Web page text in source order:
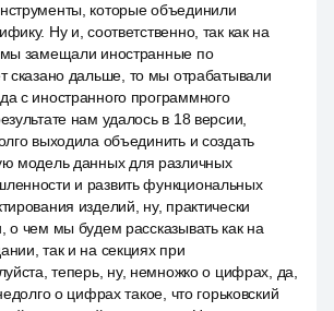
которые объединили
Ну и, соответственно, так как на
мы замещали иностранные по
сказано дальше, то мы отрабатывали
с иностранного программного
нам удалось в 18 версии,
выходила объединить и создать
модель данных для различных
и развить функциональных
изделий, ну, практически
о чем мы будем рассказывать как на
так и на секциях при
теперь, ну, немножко о цифрах, да,
о цифрах такое, что горьковский